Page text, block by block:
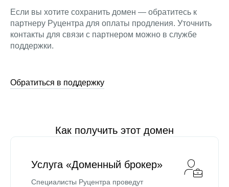
Если вы хотите сохранить домен — обратитесь к
партнеру Руцентра для оплаты продления. Уточнить
контакты для связи с партнером можно в службе
поддержки.
Обратиться в поддержку
Как получить этот домен
Услуга «Доменный брокер»
Специалисты Руцентра проведут